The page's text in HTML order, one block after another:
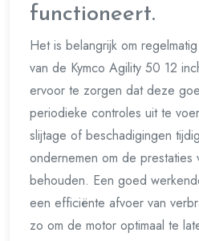
functioneert.
Het is belangrijk om
van de Kymco Agility 50 12
ervoor te zorgen dat deze
periodieke controles uit te
slijtage of beschadigingen
ondernemen om de
behouden. Een goed
een efficiënte afvoer van
zo om de motor optimaal te